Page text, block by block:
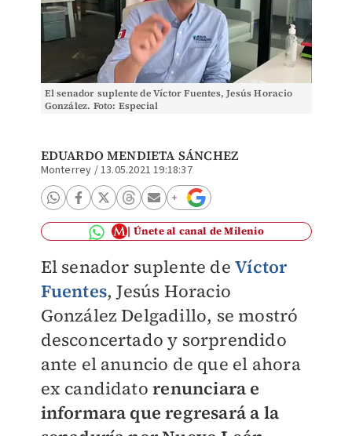
El senador suplente de Víctor Fuentes, Jesús Horacio
González. Foto: Especial
EDUARDO MENDIETA SÁNCHEZ
Monterrey /13.05.2021 19:18:37
Únete al canal de Milenio
El senador suplente deVíctor
Fuentes, Jesús Horacio
González Delgadillo, se mostró
desconcertado y sorprendido
ante el anuncio de que el ahora
ex candidatorenunciara e
informara que regresará a la